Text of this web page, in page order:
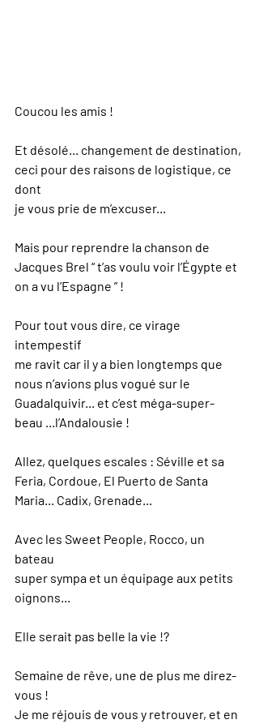
Coucou les amis !
Et désolé... changement de destination,
ceci pour des raisons de logistique, ce
dont
je vous prie de m’excuser...
Mais pour reprendre la chanson de
Jacques Brel “ t’as voulu voir l’Égypte et
on a vu l’Espagne ” !
Pour tout vous dire, ce virage
intempestif
me ravit car il y a bien longtemps que
nous n’avions plus vogué sur le
Guadalquivir... et c’est méga-super-
beau ...l’Andalousie !
Allez, quelques escales : Séville et sa
Feria, Cordoue, El Puerto de Santa
Maria... Cadix, Grenade...
Avec les Sweet People, Rocco, un
bateau
super sympa et un équipage aux petits
oignons...
Elle serait pas belle la vie !?
Semaine de rêve, une de plus me direz-
vous !
Je me réjouis de vous y retrouver, et en